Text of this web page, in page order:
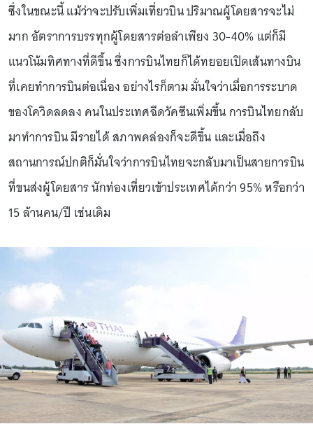
ซึ่งในขณะนี้ แม้ว่าจะปรับเพิ่มเที่ยวบิน ปริมาณผู้โดยสารจะไม่
มาก อัตราการบรรทุกผู้โดยสารต่อลำเพียง 30-40% แต่ก็มี
แนวโน้มทิศทางที่ดีขึ้น ซึ่งการบินไทยก็ได้ทยอยเปิดเส้นทางบิน
ที่เคยทำการบินต่อเนื่อง อย่างไรก็ตาม มั่นใจว่าเมื่อการระบาด
ของโควิดลดลง คนในประเทศฉีดวัคซีนเพิ่มขึ้น การบินไทยกลับ
มาทำการบิน มีรายได้ สภาพคล่องก็จะดีขึ้น และเมื่อถึง
สถานการณ์ปกติก็มั่นใจว่าการบินไทยจะกลับมาเป็นสายการบิน
ที่ขนส่งผู้โดยสาร นักท่องเที่ยวเข้าประเทศได้กว่า 95% หรือกว่า
15 ล้านคน/ปี เช่นเดิม